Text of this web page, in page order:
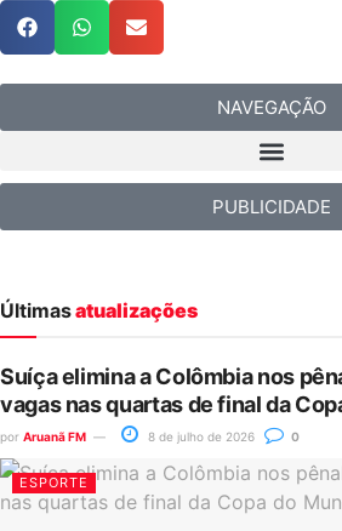
NAVEGAÇÃO
PUBLICIDADE
Últimasatualizações
Suíça elimina a Colômbia nos
vagas nas quartas de final da
por Aruanã FM 8 de julho de 2026 0
ESPORTE